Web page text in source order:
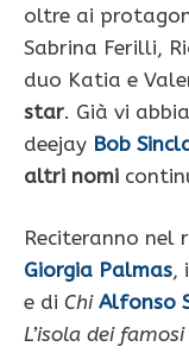
oltre ai
Sabrina Ferilli,
duo Katia e
star. Già vi
deejay Bob
altri nomi
Reciteranno nel
Giorgia Palmas,
e di Chi Alfonso
L’isola dei famosi